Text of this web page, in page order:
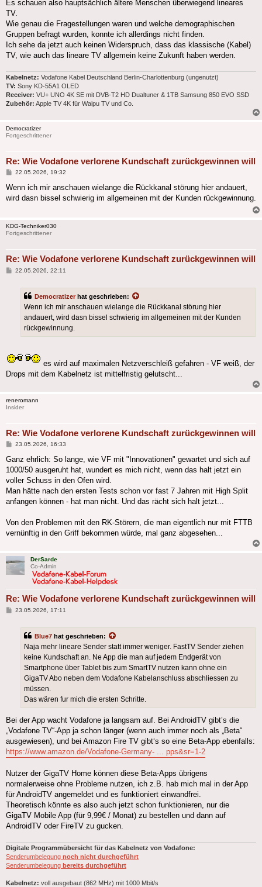
Es schauen also hauptsächlich ältere Menschen überwiegend lineares
TV.
Wie genau die Fragestellungen waren und welche demographischen
Gruppen befragt wurden, konnte ich allerdings nicht finden.
Ich sehe da jetzt auch keinen Widerspruch, dass das klassische (Kabel)
TV, wie auch das lineare TV allgemein keine Zukunft haben werden.
Kabelnetz: Vodafone Kabel Deutschland Berlin-Charlottenburg (ungenutzt)
TV: Sony KD-55A1 OLED
Receiver: VU+ UNO 4K SE mit DVB-T2 HD Dualtuner & 1TB Samsung 850 EVO SSD
Zubehör: Apple TV 4K für Waipu TV und Co.
Democratizer
Fortgeschrittener
Re: Wie Vodafone verlorene Kundschaft zurückgewinnen will
Beitrag
22.05.2026, 19:32
Wenn ich mir anschauen wielange die Rückkanal störung hier andauert,
wird dasn bissel schwierig im allgemeinen mit der Kunden rückgewinnung.
KDG-Techniker030
Fortgeschrittener
Re: Wie Vodafone verlorene Kundschaft zurückgewinnen will
Beitrag
22.05.2026, 22:11
Democratizer hat geschrieben:
Wenn ich mir anschauen wielange die Rückkanal störung hier
andauert, wird dasn bissel schwierig im allgemeinen mit der Kunden
rückgewinnung.
es wird auf maximalen Netzverschleiß gefahren - VF weiß, der
Drops mit dem Kabelnetz ist mittelfristig gelutscht...
reneromann
Insider
Re: Wie Vodafone verlorene Kundschaft zurückgewinnen will
Beitrag
23.05.2026, 16:33
Ganz ehrlich: So lange, wie VF mit "Innovationen" gewartet und sich auf
1000/50 ausgeruht hat, wundert es mich nicht, wenn das halt jetzt ein
voller Schuss in den Ofen wird.
Man hätte nach den ersten Tests schon vor fast 7 Jahren mit High Split
anfangen können - hat man nicht. Und das rächt sich halt jetzt...
Von den Problemen mit den RK-Störern, die man eigentlich nur mit FTTB
vernünftig in den Griff bekommen würde, mal ganz abgesehen...
DerSarde
Co-Admin
Re: Wie Vodafone verlorene Kundschaft zurückgewinnen will
Beitrag
23.05.2026, 17:11
Blue7 hat geschrieben:
Naja mehr lineare Sender statt immer weniger. FastTV Sender ziehen
keine Kundschaft an. Ne App die man auf jedem Endgerät von
Smartphone über Tablet bis zum SmartTV nutzen kann ohne ein
GigaTV Abo neben dem Vodafone Kabelanschluss abschliessen zu
müssen.
Das wären fur mich die ersten Schritte.
Bei der App wacht Vodafone ja langsam auf. Bei AndroidTV gibt’s die
„Vodafone TV“-App ja schon länger (wenn auch immer noch als „Beta“
ausgewiesen), und bei Amazon Fire TV gibt‘s so eine Beta-App ebenfalls:
https://www.amazon.de/Vodafone-Germany- ... pps&sr=1-2
Nutzer der GigaTV Home können diese Beta-Apps übrigens
normalerweise ohne Probleme nutzen, ich z.B. hab mich mal in der App
für AndroidTV angemeldet und es funktioniert einwandfrei.
Theoretisch könnte es also auch jetzt schon funktionieren, nur die
GigaTV Mobile App (für 9,99€ / Monat) zu bestellen und dann auf
AndroidTV oder FireTV zu gucken.
Digitale Programmübersicht für das Kabelnetz von Vodafone:
Senderumbelegung noch nicht durchgeführt
Senderumbelegung bereits durchgeführt
Kabelnetz: voll ausgebaut (862 MHz) mit 1000 Mbit/s